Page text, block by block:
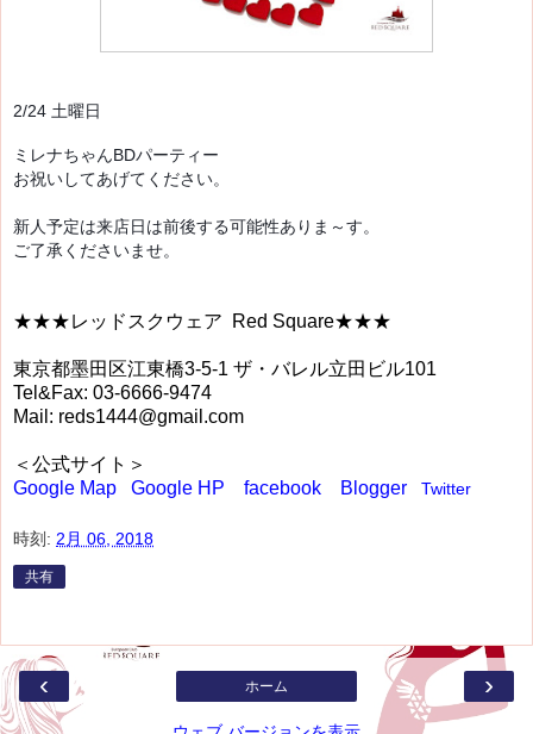
2/24 土曜日
ミレナちゃんBDパーティー
お祝いしてあげてください。
新人予定は来店日は前後する可能性ありま～す。
ご了承くださいませ。
★★★レッドスクウェア Red Square★★★
東京都墨田区江東橋3-5-1 ザ・バレル立田ビル101
Tel&Fax: 03-6666-9474
Mail: reds1444@gmail.com
＜公式サイト＞
Google Map
Google HP facebook Blogger Twitter
時刻: 2月 06, 2018
共有
‹ ›
ホーム